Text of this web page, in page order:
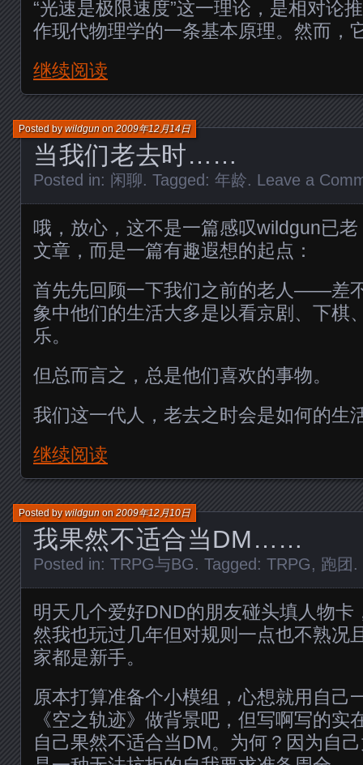
“光速是极限速度”这一理论，是相对论
作现代物理学的一条基本原理。然而，
继续阅读
当我们老去时……
Posted bywildgunon2009年12月14日
Posted in: 闲聊. Tagged: 年龄. Leave a
哦，放心，这不是一篇感叹wildgun已
文章，而是一篇有趣遐想的起点：
首先先回顾一下我们之前的老人——差
象中他们的生活大多是以看京剧、下棋
乐。
但总而言之，总是他们喜欢的事物。
我们这一代人，老去之时会是如何的生
继续阅读
我果然不适合当DM……
Posted bywildgunon2009年12月10日
Posted in: TRPG与BG. Tagged: TRPG, 跑团.
明天几个爱好DND的朋友碰头填人物卡
然我也玩过几年但对规则一点也不熟况
家都是新手。
原本打算准备个小模组，心想就用自己
《空之轨迹》做背景吧，但写啊写的实
自己果然不适合当DM。为何？因为自